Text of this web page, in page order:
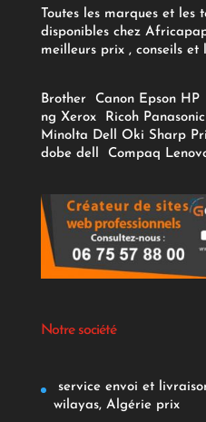
Toutes les marques et les
disponibles chez
meilleurs prix , conseils et
Brother Canon Epson HP
ng Xerox Ricoh Panasonic
Minolta Dell Oki Sharp
dobe dell Compaq
Notre société
service envoi et
wilayas, Algérie prix